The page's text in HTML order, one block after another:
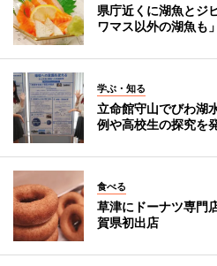
県庁近くに湖魚と
ワマス以外の湖魚も」
学ぶ・知る
立命館守山でびわ湖
例や高校生の探究を
食べる
草津にドーナツ専門
賀県初出店